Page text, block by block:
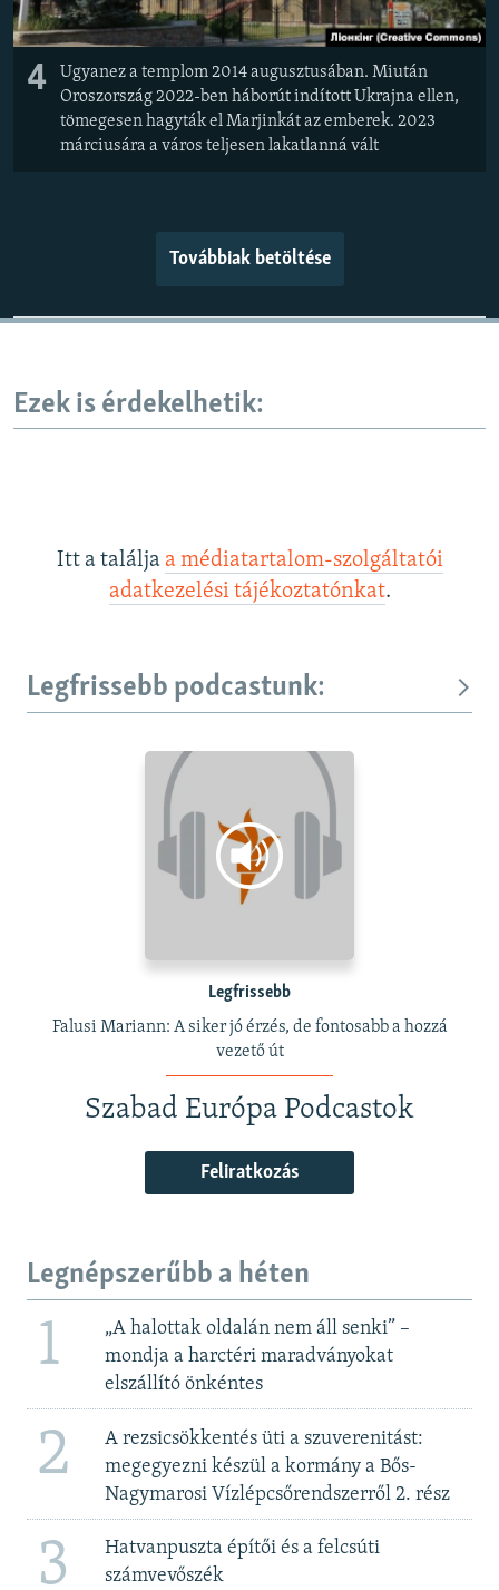
4
Ugyanez a templom 2014 augusztusában. Miután
Oroszország 2022-ben háborút indított Ukrajna ellen,
tömegesen hagyták el Marjinkát az emberek. 2023
márciusára a város teljesen lakatlanná vált
Továbbiak betöltése
Ezek is érdekelhetik:
Itt a találja a médiatartalom-szolgáltatói
adatkezelési tájékoztatónkat.
Legfrissebb podcastunk:
Legfrissebb
Falusi Mariann: A siker jó érzés, de fontosabb a hozzá
vezető út
Szabad Európa Podcastok
Feliratkozás
Legnépszerűbb a héten
1
„A halottak oldalán nem áll senki” –
mondja a harctéri maradványokat
elszállító önkéntes
2
A rezsicsökkentés üti a szuverenitást:
megegyezni készül a kormány a Bős-
Nagymarosi Vízlépcsőrendszerről 2. rész
3
Hatvanpuszta építői és a felcsúti
számvevőszék